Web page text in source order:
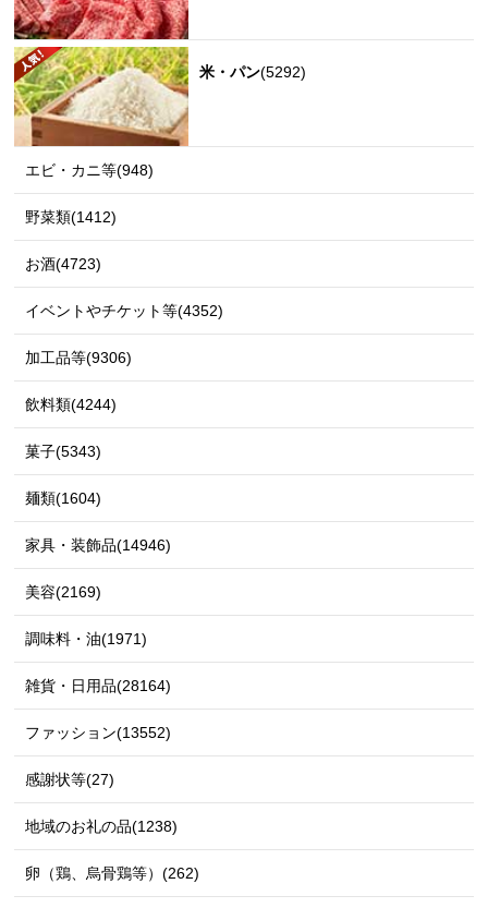
米・パン(5292)
エビ・カニ等(948)
野菜類(1412)
お酒(4723)
イベントやチケット等(4352)
加工品等(9306)
飲料類(4244)
菓子(5343)
麺類(1604)
家具・装飾品(14946)
美容(2169)
調味料・油(1971)
雑貨・日用品(28164)
ファッション(13552)
感謝状等(27)
地域のお礼の品(1238)
卵（鶏、烏骨鶏等）(262)